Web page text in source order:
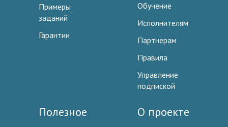
Примеры
заданий
Гарантии
Обучение
Исполнителям
Партнерам
Правила
Управление
подпиской
Полезное О проекте